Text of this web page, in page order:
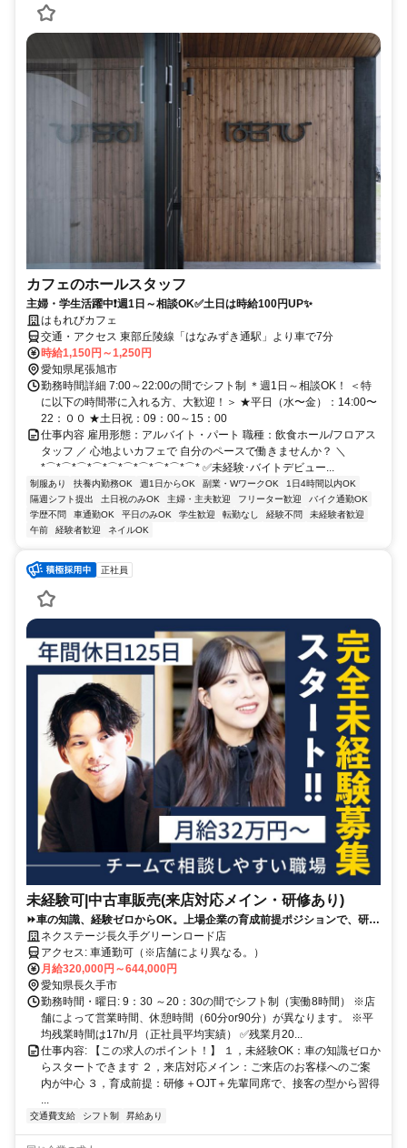
カフェのホールスタッフ
主婦・学生活躍中❗週1日～相談OK✅土日は時給100円UP✨
はもれびカフェ
交通・アクセス 東部丘陵線「はなみずき通駅」より車で7分
時給1,150円～1,250円
愛知県尾張旭市
勤務時間詳細 7:00～22:00の間でシフト制 ＊週1日～相談OK！ ＜特
に以下の時間帯に入れる方、大歓迎！＞ ★平日（水〜金）：14:00〜
22：００ ★土日祝：09：00～15：00
仕事内容 雇用形態：アルバイト・パート 職種：飲食ホール/フロアス
タッフ ／ 心地よいカフェで 自分のペースで働きませんか？ ＼
*⌒*⌒*⌒*⌒*⌒*⌒*⌒*⌒*⌒*⌒* ✅未経験･バイトデビュー...
制服あり 扶養内勤務OK 週1日からOK 副業・WワークOK
1日4時間以内OK
隔週シフト提出
土日祝のみOK 主婦・主夫歓迎 フリーター歓迎
バイク通勤OK
学歴不問
車通勤OK 平日のみOK 学生歓迎 転勤なし 経験不問
未経験者歓迎
午前
経験者歓迎 ネイルOK
正社員
未経験可|中古車販売(来店対応メイン・研修あり)
⏩️車の知識、経験ゼロからOK。上場企業の育成前提ポジションで、研修
＋先輩同席で接客の型から学べます。
ネクステージ長久手グリーンロード店
アクセス: 車通勤可（※店舗により異なる。）
月給320,000円～644,000円
愛知県長久手市
勤務時間・曜日: 9：30 ～20：30の間でシフト制（実働8時間） ※店
舗によって営業時間、休憩時間（60分or90分）が異なります。 ※平
均残業時間は17h/月（正社員平均実績） ✅残業月20...
仕事内容: 【この求人のポイント！】 １，未経験OK：車の知識ゼロか
らスタートできます ２，来店対応メイン：ご来店のお客様へのご案
内が中心 ３，育成前提：研修＋OJT＋先輩同席で、接客の型から習得
交通費支給 シフト制 昇給あり